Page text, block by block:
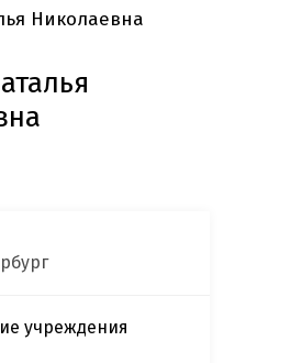
Николаевна
учреждения